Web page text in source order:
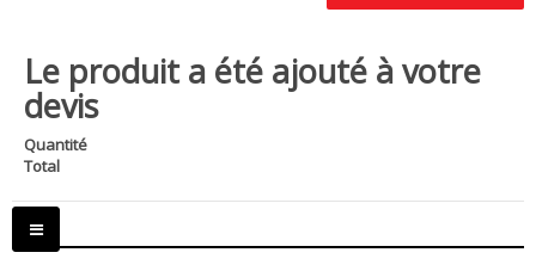
Le produit a été ajouté à votre
devis
Quantité
Total
Basculer
la